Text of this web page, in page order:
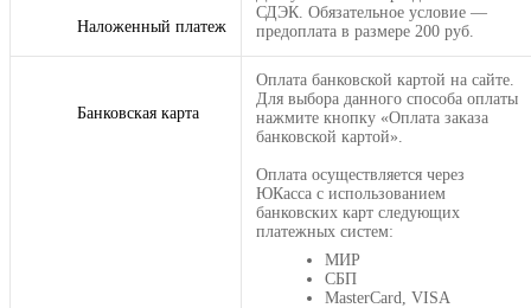
Наложенный платеж
СДЭК. Обязательное условие —
предоплата в размере 200 руб.
Банковская карта
Оплата банковской картой на сайте.
Для выбора данного способа оплаты
нажмите кнопку «Оплата заказа
банковской картой».
Оплата осуществляется через
ЮКасса с использованием
банковских карт следующих
платежных систем:
МИР
СБП
MasterCard, VISA